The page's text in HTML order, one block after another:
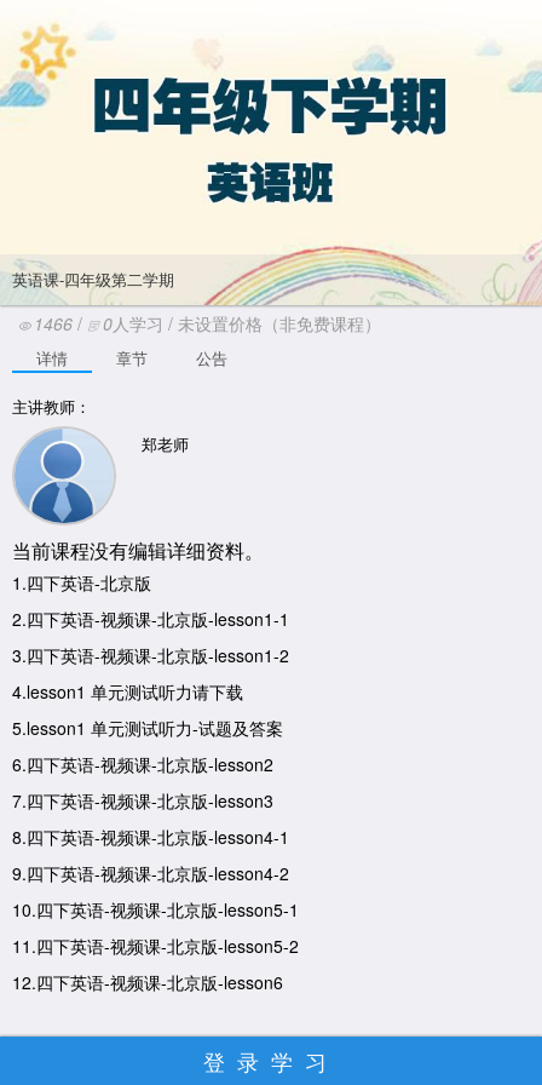
英语课-四年级第二学期
1466 / 0人学习 / 未设置价格（非免费课程）
详情 章节 公告
主讲教师：
郑老师
当前课程没有编辑详细资料。
1.四下英语-北京版
2.四下英语-视频课-北京版-lesson1-1
3.四下英语-视频课-北京版-lesson1-2
4.lesson1 单元测试听力请下载
5.lesson1 单元测试听力-试题及答案
6.四下英语-视频课-北京版-lesson2
7.四下英语-视频课-北京版-lesson3
8.四下英语-视频课-北京版-lesson4-1
9.四下英语-视频课-北京版-lesson4-2
10.四下英语-视频课-北京版-lesson5-1
11.四下英语-视频课-北京版-lesson5-2
12.四下英语-视频课-北京版-lesson6
登录学习